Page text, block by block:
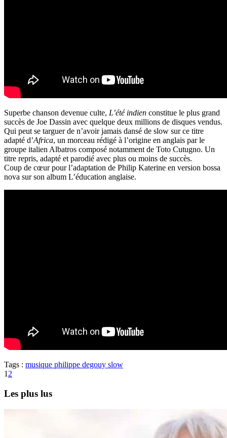
Superbe chanson devenue culte, L’été indien constitue le plus grand
succès de Joe Dassin avec quelque deux millions de disques vendus.
Qui peut se targuer de n’avoir jamais dansé de slow sur ce titre
adapté d’Africa, un morceau rédigé à l’origine en anglais par le
groupe italien Albatros composé notamment de Toto Cutugno. Un
titre repris, adapté et parodié avec plus ou moins de succès.
Coup de cœur pour l’adaptation de Philip Katerine en version bossa
nova sur son album L’éducation anglaise.
Tags : musique philippe degouy slow
12
Les plus lus